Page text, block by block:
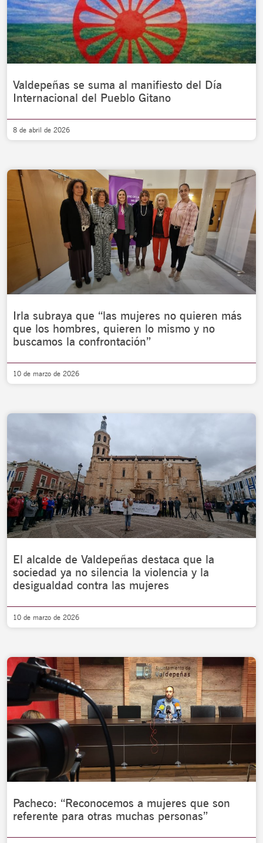
Valdepeñas se suma al manifiesto del Día
Internacional del Pueblo Gitano
8 de abril de 2026
Irla subraya que “las mujeres no quieren más
que los hombres, quieren lo mismo y no
buscamos la confrontación”
10 de marzo de 2026
El alcalde de Valdepeñas destaca que la
sociedad ya no silencia la violencia y la
desigualdad contra las mujeres
10 de marzo de 2026
Pacheco: “Reconocemos a mujeres que son
referente para otras muchas personas”